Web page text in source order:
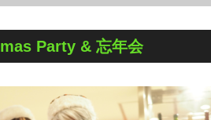
Party & 忘年会